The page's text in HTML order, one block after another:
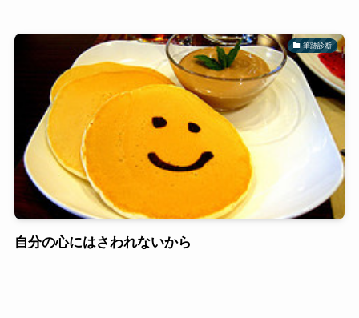
筆跡診断
自分の心にはさわれないから